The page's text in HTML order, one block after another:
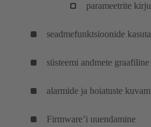
parameetrite
seadmefunktsioonide
süsteemi andmete
alarmide ja hoiatuste
Firmware’i uuendamine